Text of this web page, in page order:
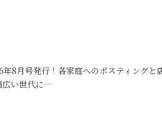
年8月号発行！各家庭へのポスティングと
広い世代に…